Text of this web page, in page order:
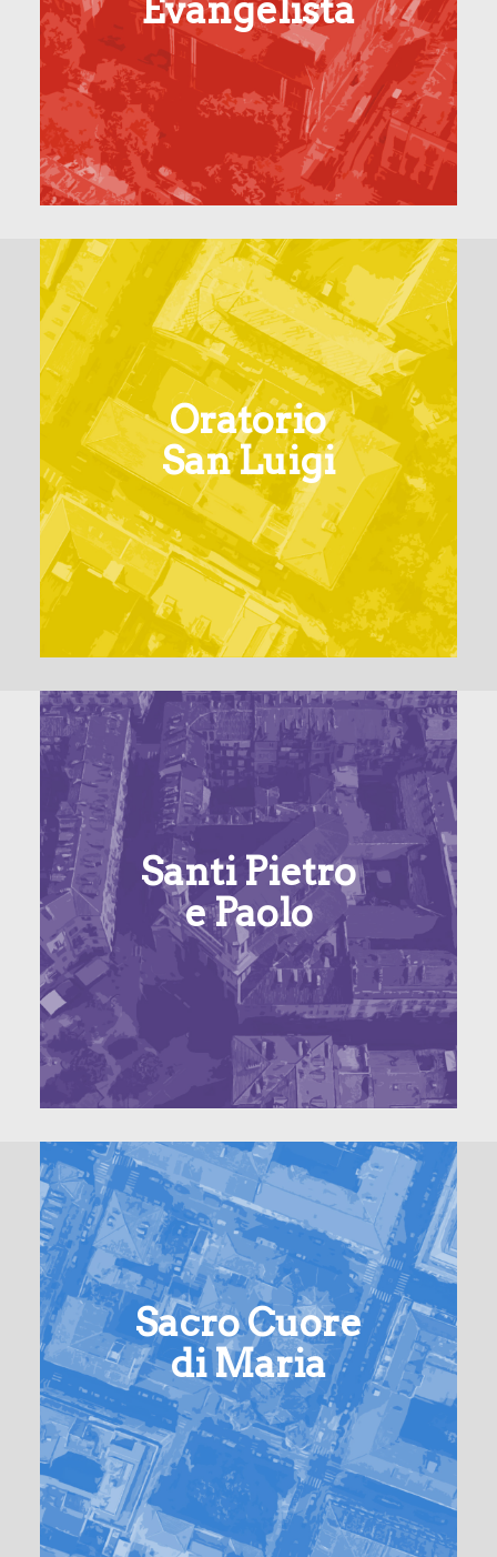
Evangelista
Oratorio
San Luigi
Santi Pietro
e Paolo
Sacro Cuore
di Maria